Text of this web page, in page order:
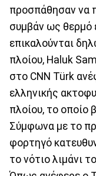
προσπάθησαν να
συμβάν ως θερμό
επικαλούνται
πλοίου, Haluk
στο CNN Türk
ελληνικής
πλοίου, το οποίο
Σύμφωνα με το
φορτηγό
το νότιο λιμάνι